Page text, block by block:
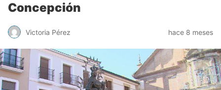
Concepción
Victoria Pérez hace 8 meses